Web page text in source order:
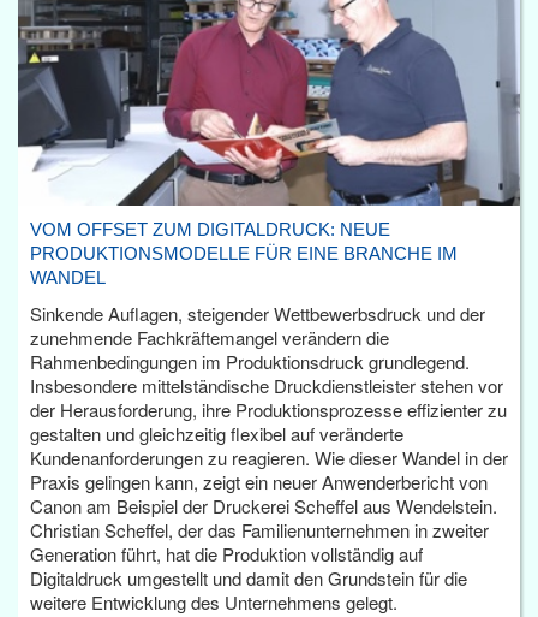
VOM OFFSET ZUM DIGITALDRUCK: NEUE
PRODUKTIONSMODELLE FÜR EINE BRANCHE IM
WANDEL
Sinkende Auflagen, steigender Wettbewerbsdruck und der
zunehmende Fachkräftemangel verändern die
Rahmenbedingungen im Produktionsdruck grundlegend.
Insbesondere mittelständische Druckdienstleister stehen vor
der Herausforderung, ihre Produktionsprozesse effizienter zu
gestalten und gleichzeitig flexibel auf veränderte
Kundenanforderungen zu reagieren. Wie dieser Wandel in der
Praxis gelingen kann, zeigt ein neuer Anwenderbericht von
Canon am Beispiel der Druckerei Scheffel aus Wendelstein.
Christian Scheffel, der das Familienunternehmen in zweiter
Generation führt, hat die Produktion vollständig auf
Digitaldruck umgestellt und damit den Grundstein für die
weitere Entwicklung des Unternehmens gelegt.